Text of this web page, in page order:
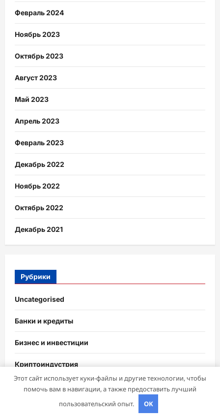
Февраль 2024
Ноябрь 2023
Октябрь 2023
Август 2023
Май 2023
Апрель 2023
Февраль 2023
Декабрь 2022
Ноябрь 2022
Октябрь 2022
Декабрь 2021
Рубрики
Uncategorised
Банки и кредиты
Бизнес и инвестиции
Криптоиндустрия
Новости плюс
Этот сайт использует куки-файлы и другие технологии, чтобы
помочь вам в навигации, а также предоставить лучший
пользовательский опыт.
OK